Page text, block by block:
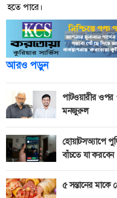
হতে পারে।
আরও পড়ুন
পাটওয়ারীর
মনজুরুল
হোয়াটসঅ্যাপে
বাঁচতে যা করবেন
৫ সন্তানের মাকে